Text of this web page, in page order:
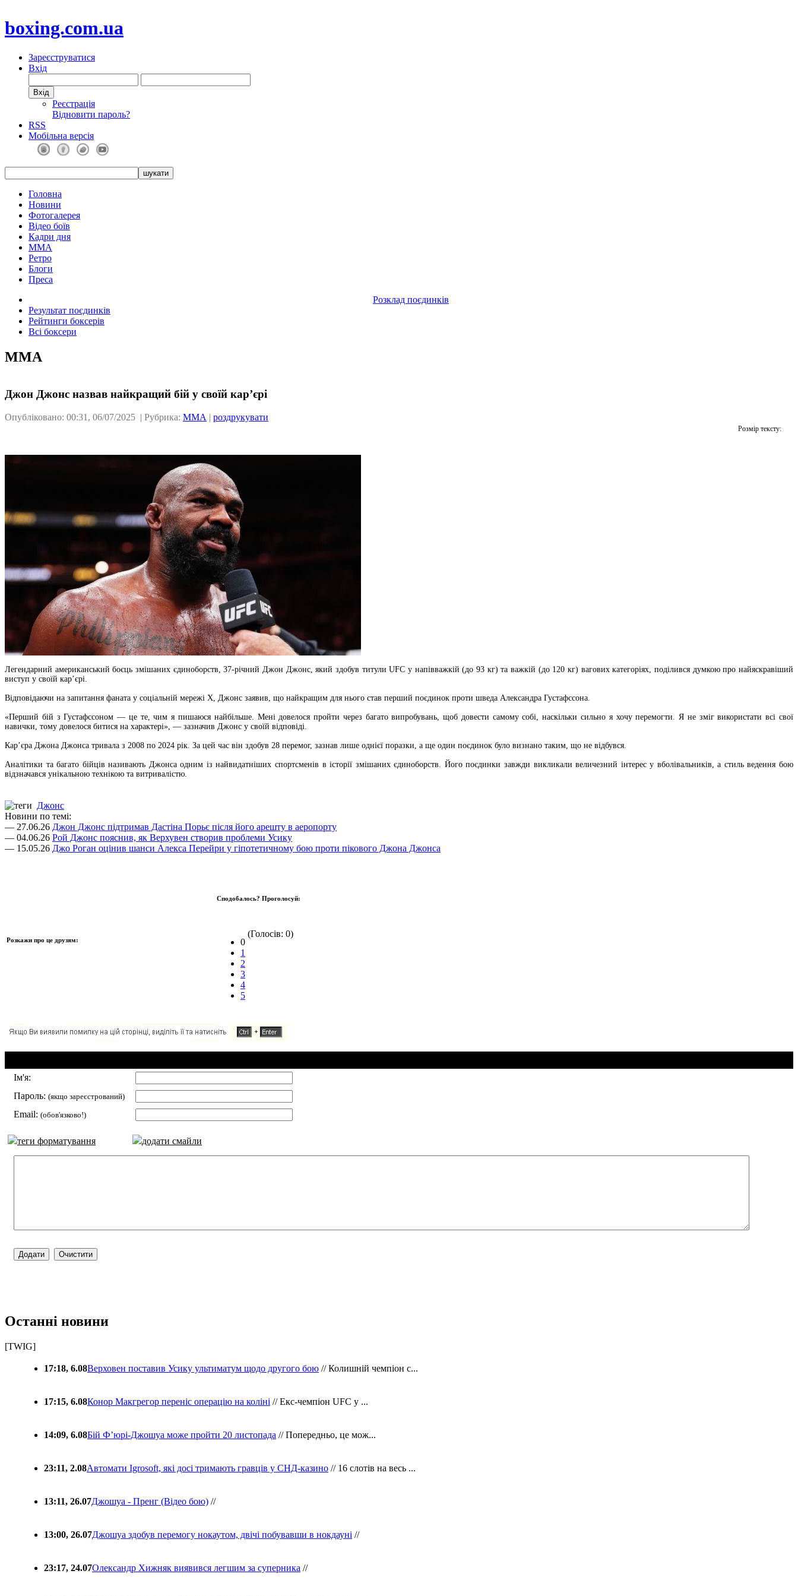
boxing.com.ua
Зареєструватися
Вхід
Реєстрація
Відновити пароль?
RSS
Мобільна версія
Головна
Новини
Фотогалерея
Відео боїв
Кадри дня
ММА
Ретро
Блоги
Преса
Розклад поєдинків
Результат поєдинків
Рейтинги боксерів
Всі боксери
ММА
Джон Джонс назвав найкращий бій у своїй кар’єрі
Опубліковано: 00:31, 06/07/2025 | Рубрика: ММА | роздрукувати
Розмір тексту:
Легендарний американський боєць змішаних єдиноборств, 37-річний Джон Джонс, який здобув титули UFC у напівважкій (до 93 кг) та важкій (до 120 кг) вагових категоріях, поділився думкою про найяскравіший
виступ у своїй кар’єрі.
Відповідаючи на запитання фаната у соціальній мережі X, Джонс заявив, що найкращим для нього став перший поєдинок проти шведа Александра Густафссона.
«Перший бій з Густафссоном — це те, чим я пишаюся найбільше. Мені довелося пройти через багато випробувань, щоб довести самому собі, наскільки сильно я хочу перемогти. Я не зміг використати всі свої
навички, тому довелося битися на характері», — зазначив Джонс у своїй відповіді.
Кар’єра Джона Джонса тривала з 2008 по 2024 рік. За цей час він здобув 28 перемог, зазнав лише однієї поразки, а ще один поєдинок було визнано таким, що не відбувся.
Аналітики та багато бійців називають Джонса одним із найвидатніших спортсменів в історії змішаних єдиноборств. Його поєдинки завжди викликали величезний інтерес у вболівальників, а стиль ведення бою
відзначався унікальною технікою та витривалістю.
Джонс
Новини по темі:
— 27.06.26 Джон Джонс підтримав Дастіна Порьє після його арешту в аеропорту
— 04.06.26 Рой Джонс пояснив, як Верхувен створив проблеми Усику
— 15.05.26 Джо Роган оцінив шанси Алекса Перейри у гіпотетичному бою проти пікового Джона Джонса
Розкажи про це друзям:
Сподобалось? Проголосуй:
0
1
2
3
4
5
(Голосів: 0)
Ім'я:
Пароль: (якщо зареєстрований)
Email: (обов'язково!)
теги форматування додати смайли
Останні новини
[TWIG]
17:18, 6.08Верховен поставив Усику ультиматум щодо другого бою // Колишній чемпіон с...
17:15, 6.08Конор Макгрегор переніс операцію на коліні // Екс-чемпіон UFC у ...
14:09, 6.08Бій Ф’юрі-Джошуа може пройти 20 листопада // Попередньо, це мож...
23:11, 2.08Автомати Igrosoft, які досі тримають гравців у СНД-казино // 16 слотів на весь ...
13:11, 26.07Джошуа - Пренг (Відео бою) //
13:00, 26.07Джошуа здобув перемогу нокаутом, двічі побувавши в нокдауні //
23:17, 24.07Олександр Хижняк виявився легшим за суперника //